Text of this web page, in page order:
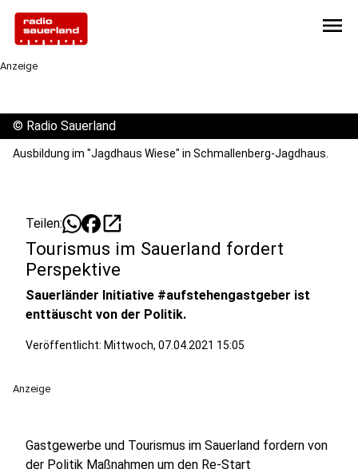
menu
Anzeige
© Radio Sauerland
Ausbildung im "Jagdhaus Wiese" in Schmallenberg-Jagdhaus.
Teilen: open_in_new
Tourismus im Sauerland fordert
Perspektive
Sauerländer Initiative #aufstehengastgeber ist
enttäuscht von der Politik.
Veröffentlicht: Mittwoch, 07.04.2021 15:05
Anzeige
Gastgewerbe und Tourismus im Sauerland fordern von
der Politik Maßnahmen um den Re-Start